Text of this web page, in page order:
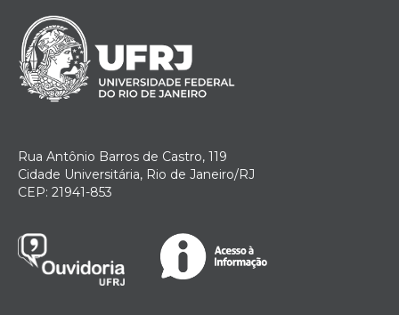
Rua Antônio Barros de Castro, 119
Cidade Universitária, Rio de Janeiro/RJ
CEP: 21941-853